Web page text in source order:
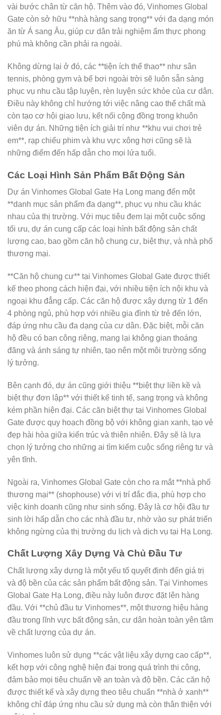
vài bước chân từ căn hộ. Thêm vào đó, Vinhomes Global
Gate còn sở hữu **nhà hàng sang trọng** với đa dạng món
ăn từ Á sang Âu, giúp cư dân trải nghiệm ẩm thực phong
phú mà không cần phải ra ngoài.
Không dừng lại ở đó, các **tiện ích thể thao** như sân
tennis, phòng gym và bể bơi ngoài trời sẽ luôn sẵn sàng
phục vụ nhu cầu tập luyện, rèn luyện sức khỏe của cư dân.
Điều này không chỉ hướng tới việc nâng cao thể chất mà
còn tạo cơ hội giao lưu, kết nối cộng đồng trong khuôn
viên dự án. Những tiện ích giải trí như **khu vui chơi trẻ
em**, rạp chiếu phim và khu vực xông hơi cũng sẽ là
những điểm đến hấp dẫn cho mọi lứa tuổi.
Các Loại Hình Sản Phẩm Bất Động Sản
Dự án Vinhomes Global Gate Hạ Long mang đến một
**danh mục sản phẩm đa dạng**, phục vụ nhu cầu khác
nhau của thị trường. Với mục tiêu đem lại một cuộc sống
tối ưu, dự án cung cấp các loại hình bất động sản chất
lượng cao, bao gồm căn hộ chung cư, biệt thự, và nhà phố
thương mại.
**Căn hộ chung cư** tại Vinhomes Global Gate được thiết
kế theo phong cách hiện đại, với nhiều tiện ích nội khu và
ngoại khu đẳng cấp. Các căn hộ được xây dựng từ 1 đến
4 phòng ngủ, phù hợp với nhiều gia đình từ trẻ đến lớn,
đáp ứng nhu cầu đa dạng của cư dân. Đặc biệt, mỗi căn
hộ đều có ban công riêng, mang lại không gian thoáng
đãng và ánh sáng tự nhiên, tạo nên một môi trường sống
lý tưởng.
Bên cạnh đó, dự án cũng giới thiệu **biệt thự liền kề và
biệt thự đơn lập** với thiết kế tinh tế, sang trọng và không
kém phần hiện đại. Các căn biệt thự tại Vinhomes Global
Gate được quy hoạch đồng bộ với không gian xanh, tạo vẻ
đẹp hài hòa giữa kiến trúc và thiên nhiên. Đây sẽ là lựa
chọn lý tưởng cho những ai tìm kiếm cuộc sống riêng tư và
yên tĩnh.
Ngoài ra, Vinhomes Global Gate còn cho ra mắt **nhà phố
thương mại** (shophouse) với vị trí đắc địa, phù hợp cho
việc kinh doanh cũng như sinh sống. Đây là cơ hội đầu tư
sinh lời hấp dẫn cho các nhà đầu tư, nhờ vào sự phát triển
không ngừng của thị trường du lịch và dịch vụ tại Hạ Long.
Chất Lượng Xây Dựng Và Chủ Đầu Tư
Chất lượng xây dựng là một yếu tố quyết định đến giá trị
và độ bền của các sản phẩm bất động sản. Tại Vinhomes
Global Gate Hạ Long, điều này luôn được đặt lên hàng
đầu. Với **chủ đầu tư Vinhomes**, một thương hiệu hàng
đầu trong lĩnh vực bất động sản, cư dân hoàn toàn yên tâm
về chất lượng của dự án.
Vinhomes luôn sử dụng **các vật liệu xây dựng cao cấp**,
kết hợp với công nghệ hiện đại trong quá trình thi công,
đảm bảo mọi tiêu chuẩn về an toàn và độ bền. Các căn hộ
được thiết kế và xây dựng theo tiêu chuẩn **nhà ở xanh**
không chỉ đáp ứng nhu cầu sử dụng mà còn thân thiện với